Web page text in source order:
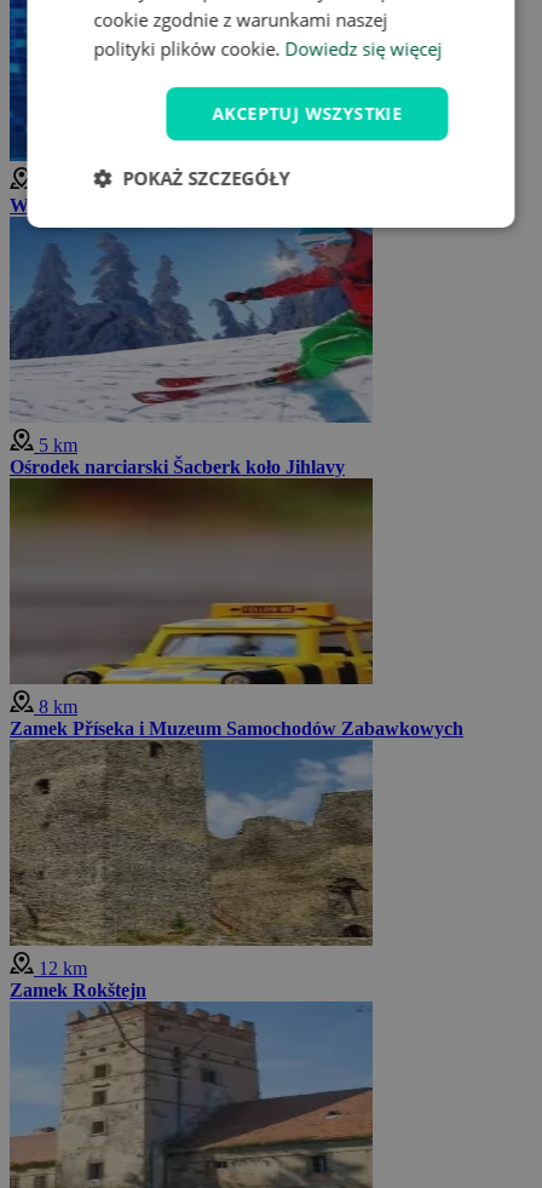
Wodny Raj Jihlava
5 km
Ośrodek narciarski Šacberk koło Jihlavy
8 km
Zamek Příseka i Muzeum Samochodów Zabawkowych
12 km
Zamek Rokštejn
cookie zgodnie z warunkami naszej
polityki plików cookie. Dowiedz się więcej
AKCEPTUJ WSZYSTKIE
POKAŻ SZCZEGÓŁY